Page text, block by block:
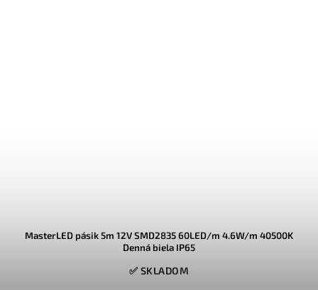
MasterLED pásik 5m 12V SMD2835 60LED/m 4.6W/m 40500K
Denná biela IP65
✅ SKLADOM